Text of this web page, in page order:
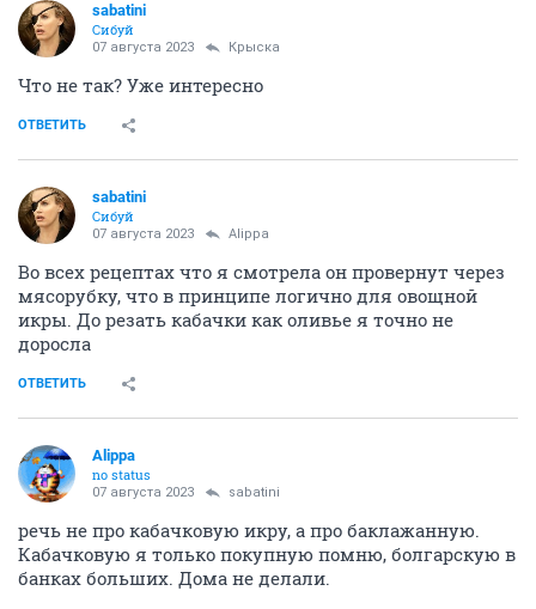
sabatini
Сибуй
07 августа 2023 Крыска
Что не так? Уже интересно
ОТВЕТИТЬ
sabatini
Сибуй
07 августа 2023 Alippa
Во всех рецептах что я смотрела он провернут через
мясорубку, что в принципе логично для овощной
икры. До резать кабачки как оливье я точно не
доросла
ОТВЕТИТЬ
Alippa
no status
07 августа 2023 sabatini
речь не про кабачковую икру, а про баклажанную.
Кабачковую я только покупную помню, болгарскую в
банках больших. Дома не делали.